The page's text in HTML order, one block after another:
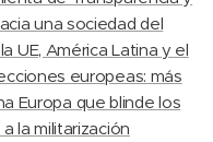
una sociedad del
UE, América Latina y el
europeas: más
Europa que blinde los
la militarización